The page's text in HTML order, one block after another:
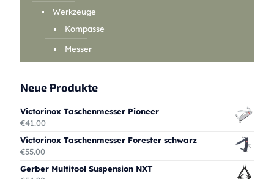
Werkzeuge
Kompasse
Messer
Neue Produkte
Victorinox Taschenmesser Pioneer
€41.00
Victorinox Taschenmesser Forester schwarz
€55.00
Gerber Multitool Suspension NXT